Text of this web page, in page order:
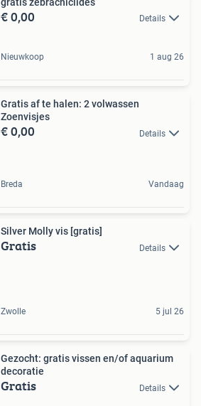
€ 0,00 Details
Nieuwkoop 1 aug 26
Gratis af te halen: 2 volwassen
Zoenvisjes
€ 0,00 Details
Breda Vandaag
Silver Molly vis [gratis]
Gratis Details
Zwolle 5 jul 26
Gezocht: gratis vissen en/of aquarium
decoratie
Gratis Details